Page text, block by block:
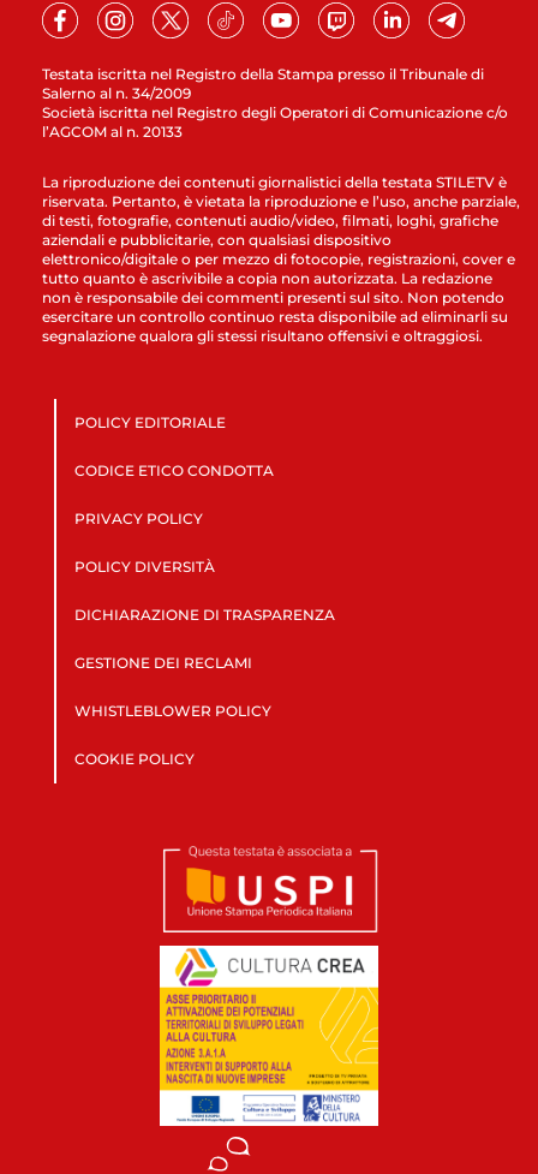
Testata iscritta nel Registro della Stampa presso il Tribunale di
Salerno al n. 34/2009
Società iscritta nel Registro degli Operatori di Comunicazione c/o
l’AGCOM al n. 20133
La riproduzione dei contenuti giornalistici della testata STILETV è
riservata. Pertanto, è vietata la riproduzione e l’uso, anche parziale,
di testi, fotografie, contenuti audio/video, filmati, loghi, grafiche
aziendali e pubblicitarie, con qualsiasi dispositivo
elettronico/digitale o per mezzo di fotocopie, registrazioni, cover e
tutto quanto è ascrivibile a copia non autorizzata. La redazione
non è responsabile dei commenti presenti sul sito. Non potendo
esercitare un controllo continuo resta disponibile ad eliminarli su
segnalazione qualora gli stessi risultano offensivi e oltraggiosi.
POLICY EDITORIALE
CODICE ETICO CONDOTTA
PRIVACY POLICY
POLICY DIVERSITÀ
DICHIARAZIONE DI TRASPARENZA
GESTIONE DEI RECLAMI
WHISTLEBLOWER POLICY
COOKIE POLICY